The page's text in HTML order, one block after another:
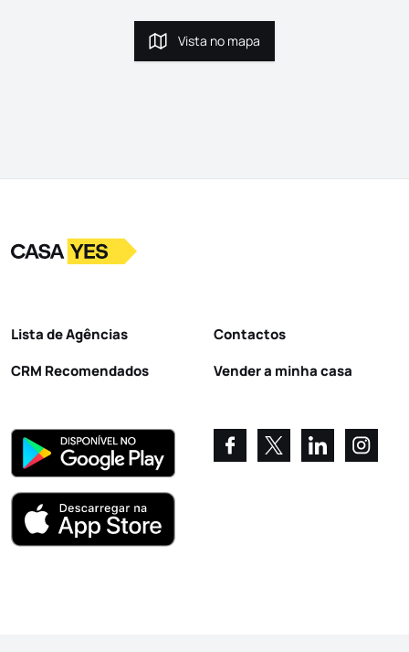
Vista no mapa
Vista no mapa
LogoIr para a homepage
Lista de Agências
CRM Recomendados
Contactos
Vender a minha casa